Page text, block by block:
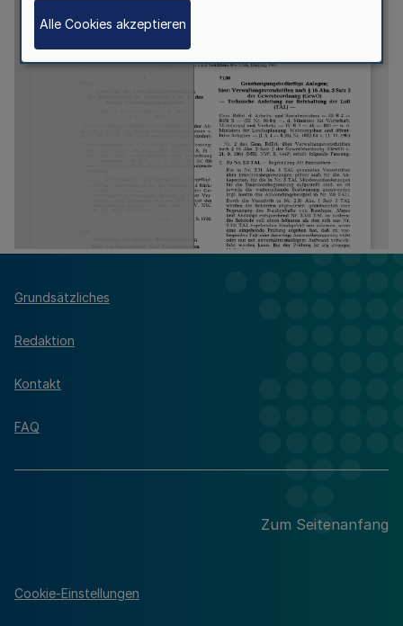
Grundsätzliches
Redaktion
Kontakt
FAQ
Zum Seitenanfang
Cookie-Einstellungen
Alle Cookies akzeptieren